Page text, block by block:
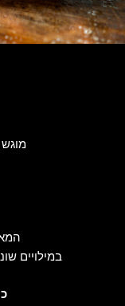
מוגש
במילויים